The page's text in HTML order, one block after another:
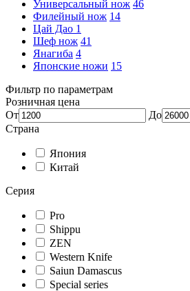
Универсальный нож 46
Филейный нож 14
Цай Дао 1
Шеф нож 41
Янагиба 4
Японские ножи 15
Фильтр по параметрам
Розничная цена
От
До
Страна
Япония
Китай
Серия
Pro
Shippu
ZEN
Western Knife
Saiun Damascus
Special series